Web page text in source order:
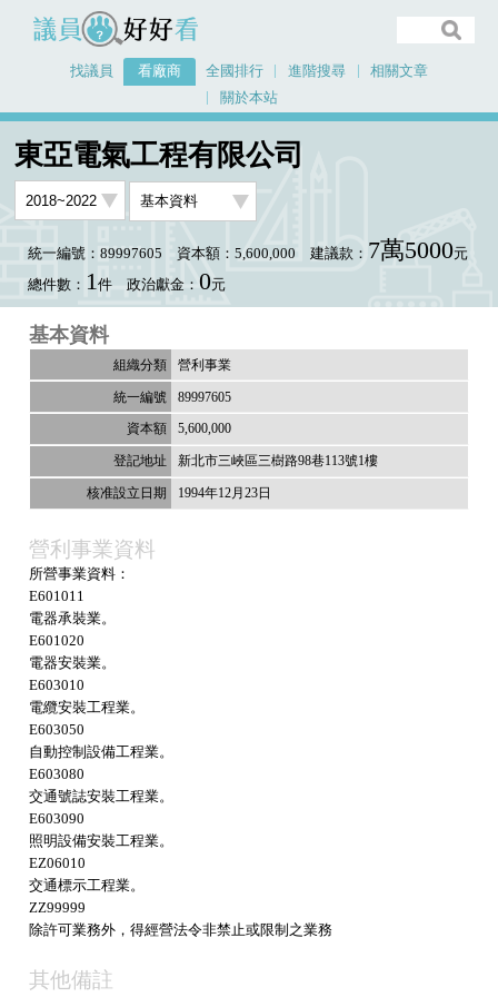
議員好好看
找議員 看廠商 全國排行 進階搜尋
相關文章
關於本站
東亞電氣工程有限公司
統一編號：89997605 資本額：5,600,000 建議款： 7萬5000元
總件數： 1件 政治獻金： 0元
基本資料
營利事業
89997605
5,600,000
新北市三峽區三樹路98巷113號1樓
1994年12月23日
營利事業資料
所營事業資料：
E601011
電器承裝業。
E601020
電器安裝業。
E603010
電纜安裝工程業。
E603050
自動控制設備工程業。
E603080
交通號誌安裝工程業。
E603090
照明設備安裝工程業。
EZ06010
交通標示工程業。
ZZ99999
除許可業務外，得經營法令非禁止或限制之業務
其他備註